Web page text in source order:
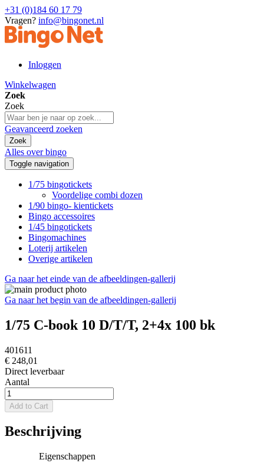
+31 (0)184 60 17 79
Vragen? info@bingonet.nl
Inloggen
Winkelwagen
Zoek
Zoek
Geavanceerd zoeken
Zoek
Alles over bingo
Toggle navigation
1/75 bingotickets
Voordelige combi dozen
1/90 bingo- kientickets
Bingo accessoires
1/45 bingotickets
Bingomachines
Loterij artikelen
Overige artikelen
Ga naar het einde van de afbeeldingen-gallerij
Ga naar het begin van de afbeeldingen-gallerij
1/75 C-book 10 D/T/T, 2+4x 100 bk
401611
€ 248,01
Direct leverbaar
Aantal
Add to Cart
Beschrijving
Eigenschappen